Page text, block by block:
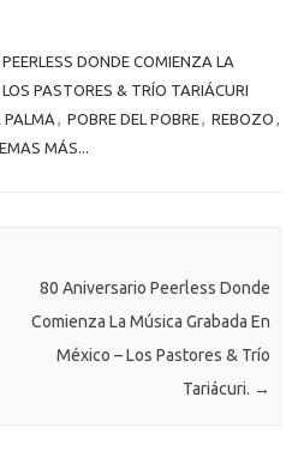
DONDE COMIENZA LA
LOS PASTORES & TRÍO TARIÁCURI
PALMA , POBRE DEL POBRE, REBOZO ,
MÁS...
80 Aniversario Peerless Donde
Comienza La Música Grabada En
México – Los Pastores & Trío
Tariácuri. →